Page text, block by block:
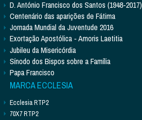
D. António Francisco dos Santos (1948-2017)
Centenário das aparições de Fátima
Jornada Mundial da Juventude 2016
Exortação Apostólica - Amoris Laetitia
Jubileu da Misericórdia
Sínodo dos Bispos sobre a Família
Papa Francisco
MARCA ECCLESIA
Ecclesia RTP2
70X7 RTP2